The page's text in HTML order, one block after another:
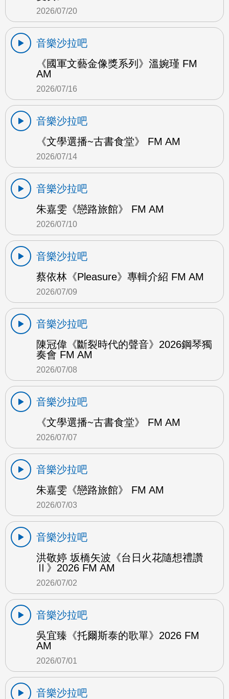
2026/07/20
音樂沙拉吧
《國軍文藝金像獎系列》溫婉瑾 FM
AM
2026/07/16
音樂沙拉吧
《文學選播~古書食堂》 FM AM
2026/07/14
音樂沙拉吧
朱嘉雯《戀路旅館》 FM AM
2026/07/10
音樂沙拉吧
蔡依林《Pleasure》專輯介紹 FM AM
2026/07/09
音樂沙拉吧
陳冠偉《斷裂時代的聲音》2026鋼琴獨
奏會 FM AM
2026/07/08
音樂沙拉吧
《文學選播~古書食堂》 FM AM
2026/07/07
音樂沙拉吧
朱嘉雯《戀路旅館》 FM AM
2026/07/03
音樂沙拉吧
洪敬婷 坂橋矢波《台日火花隨想禮讚
Ⅱ》2026 FM AM
2026/07/02
音樂沙拉吧
吳宜臻《托爾斯泰的歌單》2026 FM
AM
2026/07/01
音樂沙拉吧